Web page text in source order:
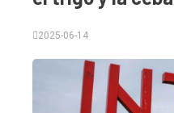
2025-06-14